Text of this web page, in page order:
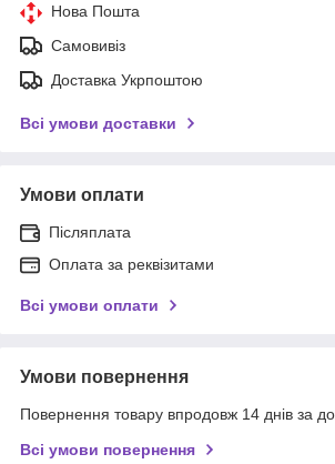
Нова Пошта
Самовивіз
Доставка Укрпоштою
Всі умови доставки
Умови оплати
Післяплата
Оплата за реквізитами
Всі умови оплати
Умови повернення
Повернення товару впродовж 14 днів за
Всі умови повернення